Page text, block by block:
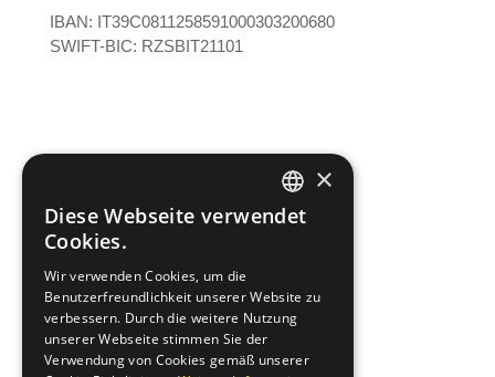
IBAN: IT39C0811258591000303200680
SWIFT-BIC: RZSBIT21101
Mein Konto
Impressum
Cookies
AGBS
GERMAN
×
Diese Webseite verwendet
Cookies.
Wir verwenden Cookies, um die
Benutzerfreundlichkeit unserer Website zu
verbessern. Durch die weitere Nutzung
unserer Webseite stimmen Sie der
Verwendung von Cookies gemäß unserer